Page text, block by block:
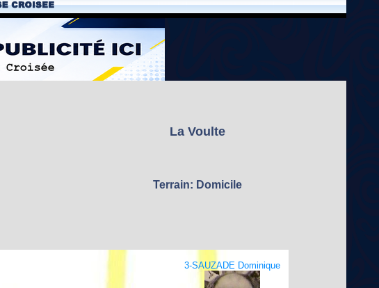
La Voulte
Terrain: Domicile
3-SAUZADE Dominique